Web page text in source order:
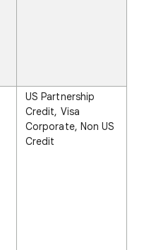
US Partnership
Credit, Visa
Corporate, Non US
Credit